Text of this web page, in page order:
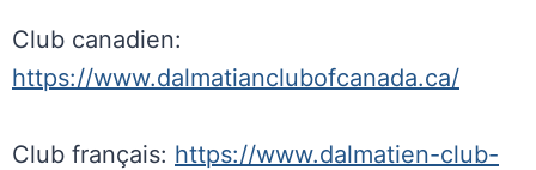
Club canadien:
https://www.dalmatianclubofcanada.ca/
Club français: https://www.dalmatien-club-